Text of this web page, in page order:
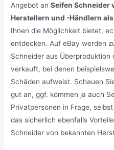
Angebot anSeifen Schneider
Herstellern und -Händlern
Ihnen die Möglichkeit bietet,
entdecken. Auf eBay werden
Schneider aus
verkauft, bei denen
Schäden aufweist. Schauen
gut an, ggf. kommen ja auch
Privatpersonen in Frage,
das sicherlich ebenfalls
Schneider von bekannten